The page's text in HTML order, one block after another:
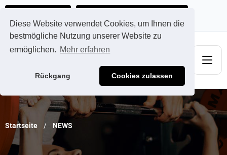
Diese Website verwendet Cookies, um Ihnen die
bestmögliche Nutzung unserer Website zu
ermöglichen. Mehr erfahren
Rückgang Cookies zulassen
Startseite NEWS